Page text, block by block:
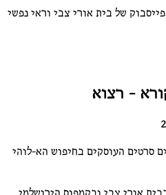
של בית אורי צבי וראי נפשי
- רצוא
רצוא 2# מחפשים סרטים העוסקים בחיפוש הא-לוהי